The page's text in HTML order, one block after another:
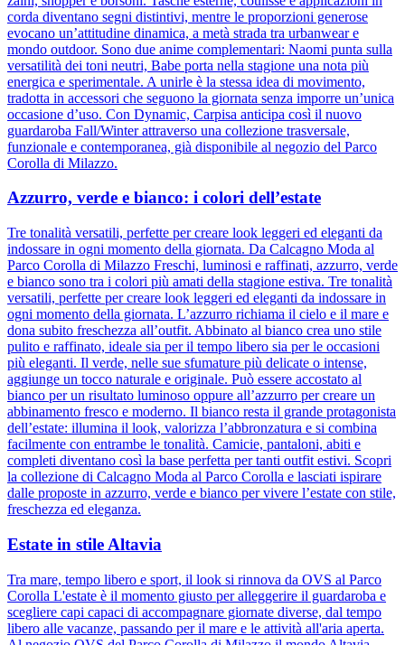
corda diventano segni distintivi, mentre le proporzioni generose
evocano un’attitudine dinamica, a metà strada tra urbanwear e
mondo outdoor. Sono due anime complementari: Naomi punta sulla
versatilità dei toni neutri, Babe porta nella stagione una nota più
energica e sperimentale. A unirle è la stessa idea di movimento,
tradotta in accessori che seguono la giornata senza imporre un’unica
occasione d’uso. Con Dynamic, Carpisa anticipa così il nuovo
guardaroba Fall/Winter attraverso una collezione trasversale,
funzionale e contemporanea, già disponibile al negozio del Parco
Corolla di Milazzo.
Azzurro, verde e bianco: i colori dell’estate
Tre tonalità versatili, perfette per creare look leggeri ed eleganti da
indossare in ogni momento della giornata. Da Calcagno Moda al
Parco Corolla di Milazzo Freschi, luminosi e raffinati, azzurro, verde
e bianco sono tra i colori più amati della stagione estiva. Tre tonalità
versatili, perfette per creare look leggeri ed eleganti da indossare in
ogni momento della giornata. L’azzurro richiama il cielo e il mare e
dona subito freschezza all’outfit. Abbinato al bianco crea uno stile
pulito e raffinato, ideale sia per il tempo libero sia per le occasioni
più eleganti. Il verde, nelle sue sfumature più delicate o intense,
aggiunge un tocco naturale e originale. Può essere accostato al
bianco per un risultato luminoso oppure all’azzurro per creare un
abbinamento fresco e moderno. Il bianco resta il grande protagonista
dell’estate: illumina il look, valorizza l’abbronzatura e si combina
facilmente con entrambe le tonalità. Camicie, pantaloni, abiti e
completi diventano così la base perfetta per tanti outfit estivi. Scopri
la collezione di Calcagno Moda al Parco Corolla e lasciati ispirare
dalle proposte in azzurro, verde e bianco per vivere l’estate con stile,
freschezza ed eleganza.
Estate in stile Altavia
Tra mare, tempo libero e sport, il look si rinnova da OVS al Parco
Corolla L'estate è il momento giusto per alleggerire il guardaroba e
scegliere capi capaci di accompagnare giornate diverse, dal tempo
libero alle vacanze, passando per il mare e le attività all'aria aperta.